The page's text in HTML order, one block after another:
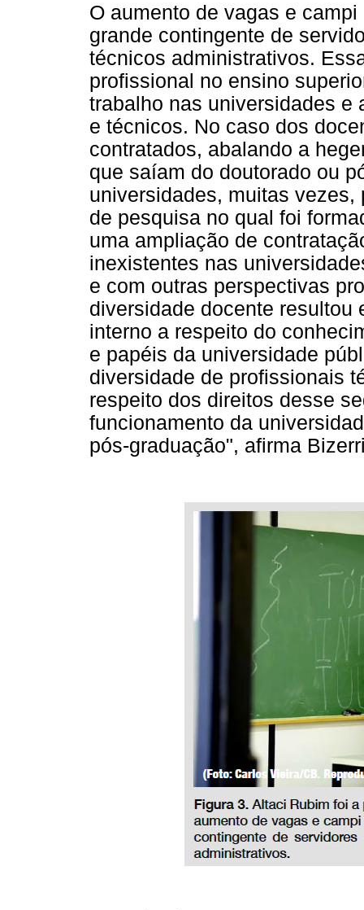
O aumento de vagas e
grande contingente de
técnicos administrativos.
profissional no ensino
trabalho nas universidades e
e técnicos. No caso dos
contratados, abalando a
que saíam do doutorado ou
universidades, muitas
de pesquisa no qual foi
uma ampliação de
inexistentes nas
e com outras perspectivas
diversidade docente resultou
interno a respeito do
e papéis da universidade
diversidade de profissionais
respeito dos direitos desse
funcionamento da
pós-graduação", afirma